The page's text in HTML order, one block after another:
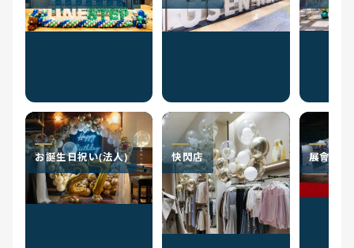
お誕生日祝い(法人) 快閃店 展會